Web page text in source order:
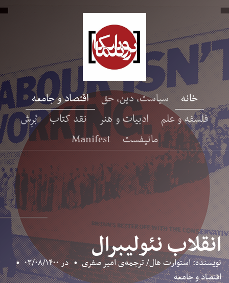
خانه سیاست، دین، حق
اقتصاد و جامعه
فلسفه و علم
ادبیات و هنر نقد کتاب
بُرِش
مانیفست
Manifest
انقلاب نئولیبرال
نویسنده: استوارت هال/ ترجمه‌ی امیر صفری • در۰۳/۰۸/۱۴۰۰ •
اقتصاد و جامعه